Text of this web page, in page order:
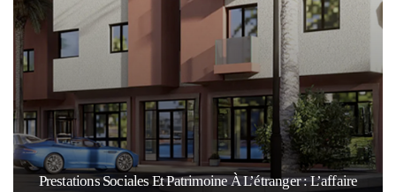
Prestations Sociales Et Patrimoine À L’étranger : L’affaire